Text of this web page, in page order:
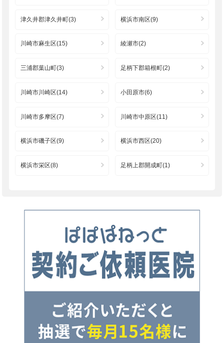
津久井郡津久井町(3) 横浜市南区(9)
川崎市麻生区(15) 綾瀬市(2)
三浦郡葉山町(3) 足柄下郡箱根町(2)
川崎市川崎区(14) 小田原市(6)
川崎市多摩区(7) 川崎市中原区(11)
横浜市磯子区(9) 横浜市西区(20)
横浜市栄区(8) 足柄上郡開成町(1)